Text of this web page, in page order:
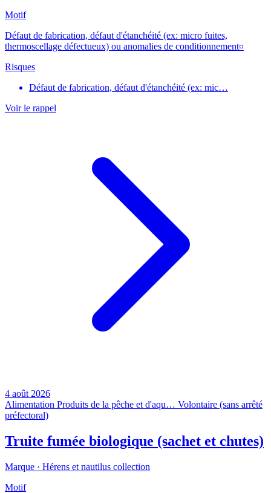
Motif
Défaut de fabrication, défaut d'étanchéité (ex: micro fuites,
thermoscellage défectueux) ou anomalies de conditionnement¤
Risques
Défaut de fabrication, défaut d'étanchéité (ex: mic…
Voir le rappel
4 août 2026
Alimentation Produits de la pêche et d'aqu… Volontaire (sans arrêté
préfectoral)
Truite fumée biologique (sachet et chutes)
Marque · Hérens et nautilus collection
Motif